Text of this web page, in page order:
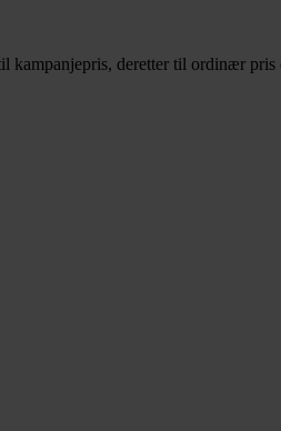
kampanjepris, deretter til ordinær